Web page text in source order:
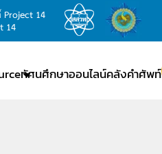
Project 14
14
ทัศนศึกษาออนไลน์คลังคำศัพท์